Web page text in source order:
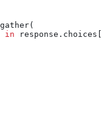
in response.choices[